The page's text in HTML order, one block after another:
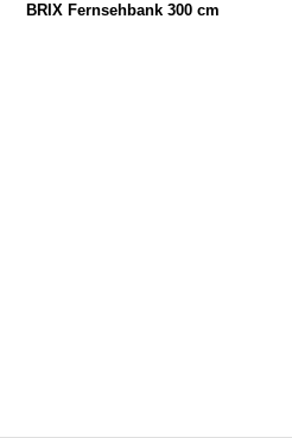
BRIX Fernsehbank 300 cm